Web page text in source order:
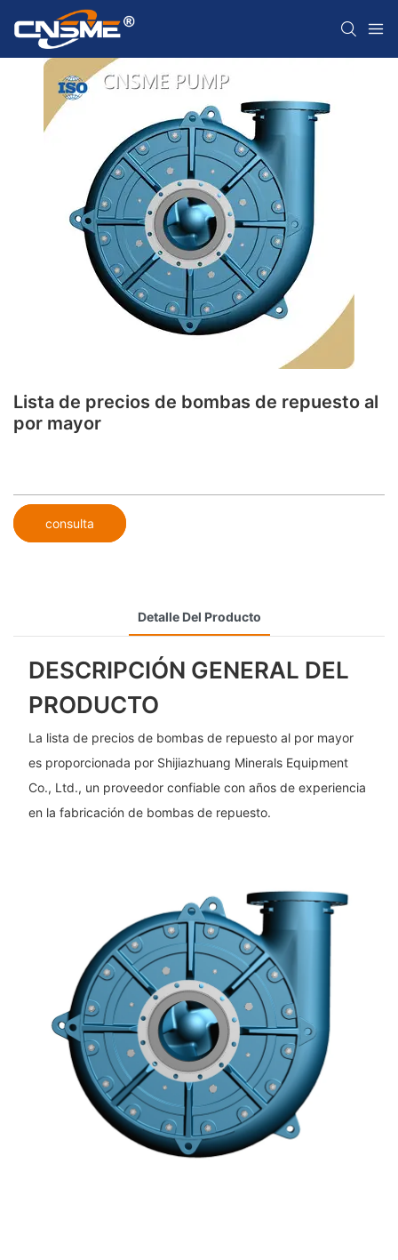
Lista de precios de bombas de repuesto al
por mayor
consulta
Detalle Del Producto
DESCRIPCIÓN GENERAL DEL
PRODUCTO
La lista de precios de bombas de repuesto al por mayor
es proporcionada por Shijiazhuang Minerals Equipment
Co., Ltd., un proveedor confiable con años de experiencia
en la fabricación de bombas de repuesto.